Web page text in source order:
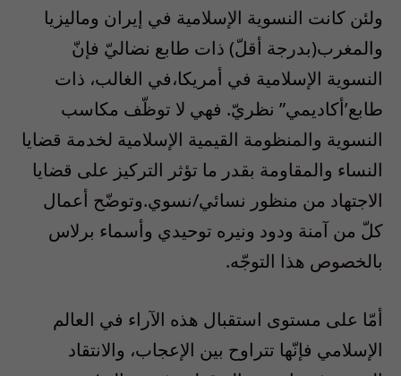
ولئن كانت النسوية الإسلامية في إيران وماليزيا
والمغرب(بدرجة أقلّ) ذات طابع نضاليّ فإنّ
النسوية الإسلامية في أمريكا،في الغالب، ذات
طابع’أكاديمي” نظريّ. فهي لا توظّف مكاسب
النسوية والمنظومة القيمية الإسلامية لخدمة قضايا
النساء والمقاومة بقدر ما تؤثر التركيز على قضايا
الاجتهاد من منظور نسائي/نسوي.وتوضّح أعمال
كلّ من آمنة ودود ونيره توحيدي وأسماء برلاس
بالخصوص هذا التوجّه.
أمّا على مستوى استقبال هذه الآراء في العالم
الإسلامي فإنّها تتراوح بين الإعجاب، والانتقاد